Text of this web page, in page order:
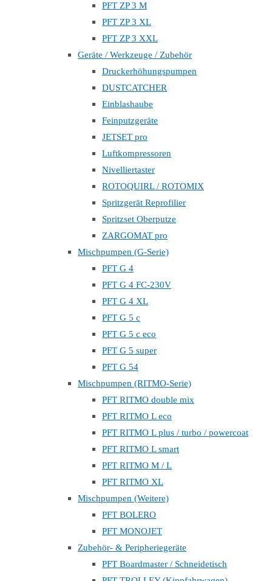
PFT ZP 3 M
PFT ZP 3 XL
PFT ZP 3 XXL
Geräte / Werkzeuge / Zubehör
Druckerhöhungspumpen
DUSTCATCHER
Einblashaube
Feinputzgeräte
JETSET pro
Luftkompressoren
Nivelliertaster
ROTOQUIRL / ROTOMIX
Spritzgerät Reprofilier
Spritzset Oberputze
ZARGOMAT pro
Mischpumpen (G-Serie)
PFT G 4
PFT G 4 FC-230V
PFT G 4 XL
PFT G 5 c
PFT G 5 c eco
PFT G 5 super
PFT G 54
Mischpumpen (RITMO-Serie)
PFT RITMO double mix
PFT RITMO L eco
PFT RITMO L plus / turbo / powercoat
PFT RITMO L smart
PFT RITMO M / L
PFT RITMO XL
Mischpumpen (Weitere)
PFT BOLERO
PFT MONOJET
Zubehör- & Peripheriegeräte
PFT Boardmaster / Schneidetisch